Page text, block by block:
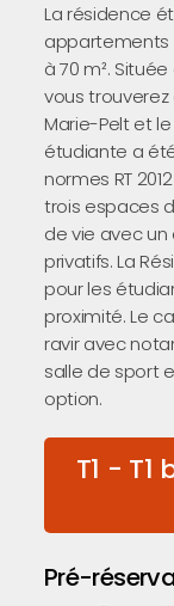
La résidence
appartements
à 70 m².
vous
Marie-Pelt et
étudiante a
normes RT
trois espaces
de vie avec
privatifs. La
pour les
proximité. Le
ravir avec
salle de sport
option.
T1 -
Pré-